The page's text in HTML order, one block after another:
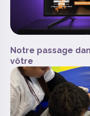
Notre passage
vôtre